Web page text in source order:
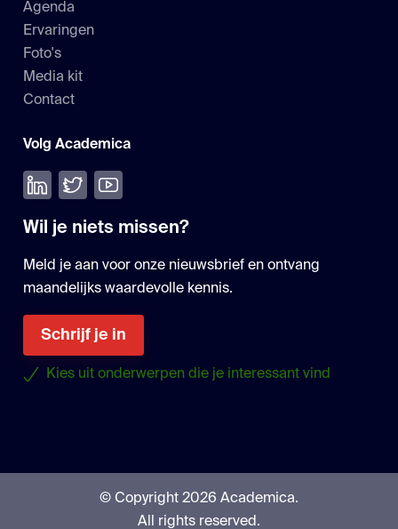
Agenda
Ervaringen
Foto's
Media kit
Contact
Volg Academica
Volg ons op LinkedIn
Volg ons op Twitter
Bekijk onze YouTube
Wil je niets missen?
Meld je aan voor onze nieuwsbrief en ontvang
maandelijks waardevolle kennis.
Schrijf je in
Kies uit onderwerpen die je interessant vind
© Copyright 2026 Academica.
All rights reserved.